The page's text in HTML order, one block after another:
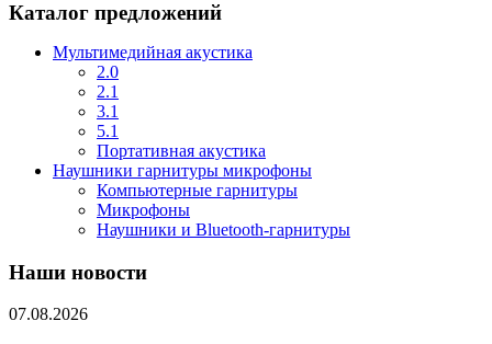
Каталог предложений
Мультимедийная акустика
2.0
2.1
3.1
5.1
Портативная акустика
Наушники гарнитуры микрофоны
Компьютерные гарнитуры
Микрофоны
Наушники и Bluetooth-гарнитуры
Наши новости
07.08.2026